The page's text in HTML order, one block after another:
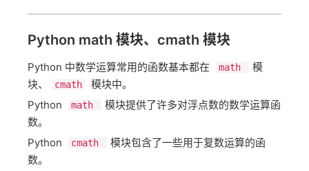
Python math 模块、cmath 模块
Python 中数学运算常用的函数基本都在 ​ math
​模
块、​
cmath
​ 模块中。
Python ​
math
​模块提供了许多对浮点数的数学运算函
数。
Python ​
cmath
​模块包含了一些用于复数运算的函
数。